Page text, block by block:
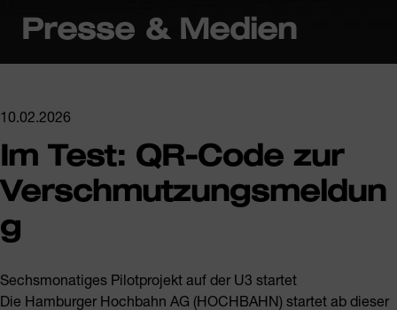
Presse & Medien
10.02.2026
Im Test: QR-Code zur
Verschmutzungsmeldun
g
Sechsmonatiges Pilotprojekt auf der U3 startet
Die Hamburger Hochbahn AG (HOCHBAHN) startet ab dieser